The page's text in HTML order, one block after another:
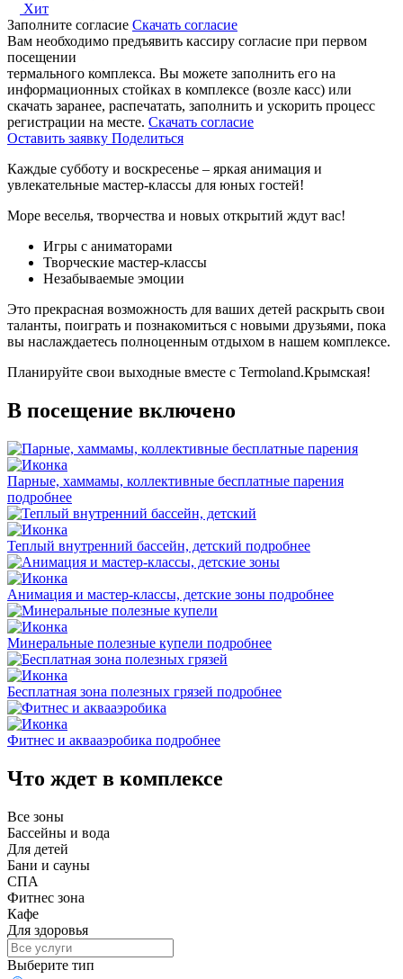
Хит
Заполните согласие Скачать согласие
Вам необходимо предъявить кассиру согласие при первом
посещении
термального комплекса. Вы можете заполнить его на
информационных стойках в комплексе (возле касс) или
скачать заранее, распечатать, заполнить и ускорить процесс
регистрации на месте. Скачать согласие
Оставить заявку Поделиться
Каждые субботу и воскресенье – яркая анимация и
увлекательные мастер-классы для юных гостей!
Море веселья, творчества и новых открытий ждут вас!
Игры с аниматорами
Творческие мастер-классы
Незабываемые эмоции
Это прекрасная возможность для ваших детей раскрыть свои
таланты, поиграть и познакомиться с новыми друзьями, пока
вы наслаждаетесь полноценным отдыхом в нашем комплексе.
Планируйте свои выходные вместе с Termoland.Крымская!
В посещение включено
Парные, хаммамы, коллективные бесплатные парения
подробнее
Теплый внутренний бассейн, детский подробнее
Анимация и мастер-классы, детские зоны подробнее
Минеральные полезные купели подробнее
Бесплатная зона полезных грязей подробнее
Фитнес и аквааэробика подробнее
Что ждет в комплексе
Все зоны
Бассейны и вода
Для детей
Бани и сауны
СПА
Фитнес зона
Кафе
Для здоровья
Выберите тип